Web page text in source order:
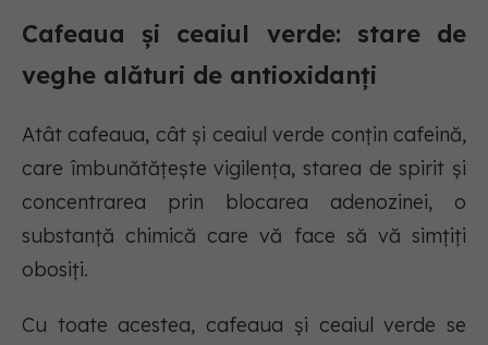
Cafeaua și ceaiul verde: stare de
veghe alături de antioxidanți
Atât cafeaua, cât și ceaiul verde conțin cafeină,
care îmbunătățește vigilența, starea de spirit și
concentrarea prin blocarea adenozinei, o
substanță chimică care vă face să vă simțiți
obosiți.
Cu toate acestea, cafeaua și ceaiul verde se